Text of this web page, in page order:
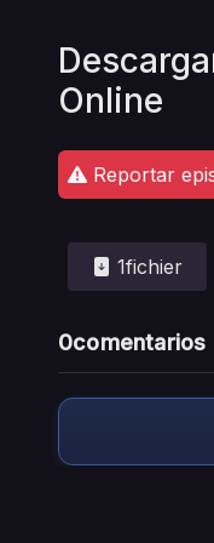
Online
Reportar
1fichier
0comentarios